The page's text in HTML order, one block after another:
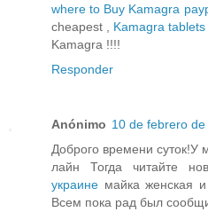
where to Buy Kamagra
cheapest , Kamagra
Kamagra !!!!
Responder
Anónimo 10 de febrero
Доброго времени суток!У
лайн Тогда читайте
украине майка женская и
Всем пока рад был